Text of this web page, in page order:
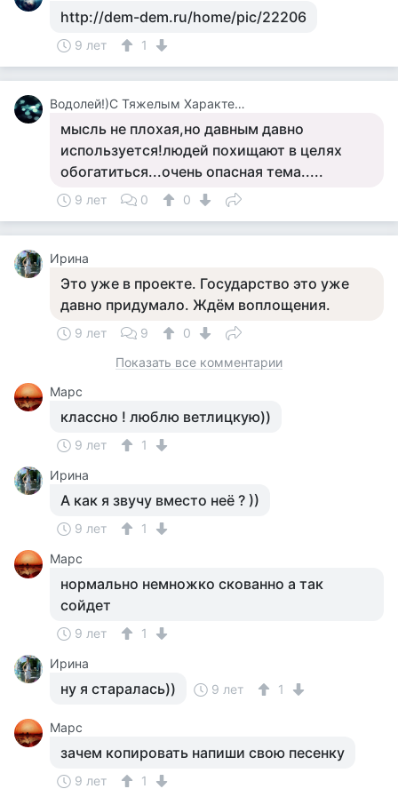
http://dem-dem.ru/home/pic/22206
9 лет 1
Водолей!)С Тяжелым Характером!
мысль не плохая,но давным давно
используется!людей похищают в целях
обогатиться...очень опасная тема.....
9 лет 0 0
Ирина
Это уже в проекте. Государство это уже
давно придумало. Ждём воплощения.
9 лет 9
0
Показать все комментарии
Марс
классно ! люблю ветлицкую))
9 лет
1
Ирина
А как я звучу вместо неё ? ))
9 лет
1
Марс
нормально немножко скованно а так
сойдет
9 лет
1
Ирина
ну я старалась)) 9 лет 1
Марс
зачем копировать напиши свою песенку
9 лет 1